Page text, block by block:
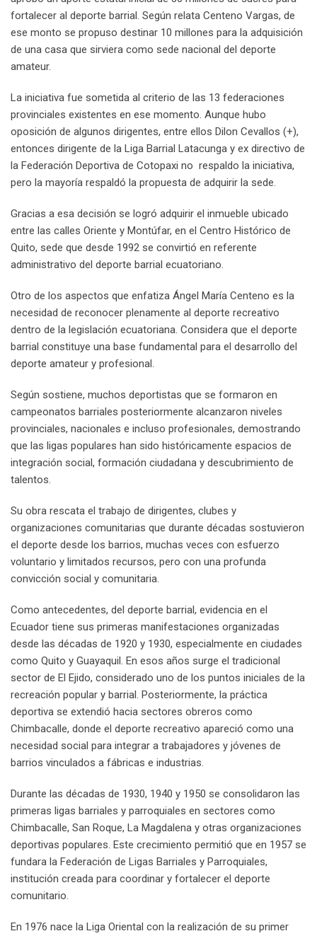
fortalecer al deporte barrial. Según relata Centeno Vargas, de
ese monto se propuso destinar 10 millones para la adquisición
de una casa que sirviera como sede nacional del deporte
amateur.
La iniciativa fue sometida al criterio de las 13 federaciones
provinciales existentes en ese momento. Aunque hubo
oposición de algunos dirigentes, entre ellos Dilon Cevallos (+),
entonces dirigente de la Liga Barrial Latacunga y ex directivo de
la Federación Deportiva de Cotopaxi no respaldo la iniciativa,
pero la mayoría respaldó la propuesta de adquirir la sede.
Gracias a esa decisión se logró adquirir el inmueble ubicado
entre las calles Oriente y Montúfar, en el Centro Histórico de
Quito, sede que desde 1992 se convirtió en referente
administrativo del deporte barrial ecuatoriano.
Otro de los aspectos que enfatiza Ángel María Centeno es la
necesidad de reconocer plenamente al deporte recreativo
dentro de la legislación ecuatoriana. Considera que el deporte
barrial constituye una base fundamental para el desarrollo del
deporte amateur y profesional.
Según sostiene, muchos deportistas que se formaron en
campeonatos barriales posteriormente alcanzaron niveles
provinciales, nacionales e incluso profesionales, demostrando
que las ligas populares han sido históricamente espacios de
integración social, formación ciudadana y descubrimiento de
talentos.
Su obra rescata el trabajo de dirigentes, clubes y
organizaciones comunitarias que durante décadas sostuvieron
el deporte desde los barrios, muchas veces con esfuerzo
voluntario y limitados recursos, pero con una profunda
convicción social y comunitaria.
Como antecedentes, del deporte barrial, evidencia en el
Ecuador tiene sus primeras manifestaciones organizadas
desde las décadas de 1920 y 1930, especialmente en ciudades
como Quito y Guayaquil. En esos años surge el tradicional
sector de El Ejido, considerado uno de los puntos iniciales de la
recreación popular y barrial. Posteriormente, la práctica
deportiva se extendió hacia sectores obreros como
Chimbacalle, donde el deporte recreativo apareció como una
necesidad social para integrar a trabajadores y jóvenes de
barrios vinculados a fábricas e industrias.
Durante las décadas de 1930, 1940 y 1950 se consolidaron las
primeras ligas barriales y parroquiales en sectores como
Chimbacalle, San Roque, La Magdalena y otras organizaciones
deportivas populares. Este crecimiento permitió que en 1957 se
fundara la Federación de Ligas Barriales y Parroquiales,
institución creada para coordinar y fortalecer el deporte
comunitario.
En 1976 nace la Liga Oriental con la realización de su primer